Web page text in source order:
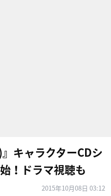
キャラクターCDシ
！ドラマ視聴も
2015年10月08日 03:12